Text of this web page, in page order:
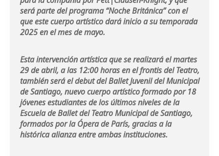
será parte del programa “Noche Británica” con el
que este cuerpo artístico dará inicio a su temporada
2025 en el mes de mayo.
Esta intervención artística que se realizará el martes
29 de abril, a las 12:00 horas en el frontis del Teatro,
también será el debut del Ballet Juvenil del Municipal
de Santiago, nuevo cuerpo artístico formado por 18
jóvenes estudiantes de los últimos niveles de la
Escuela de Ballet del Teatro Municipal de Santiago,
formados por la Ópera de París, gracias a la
histórica alianza entre ambas instituciones.